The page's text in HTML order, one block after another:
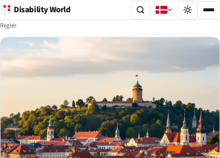
Disability World
Regler